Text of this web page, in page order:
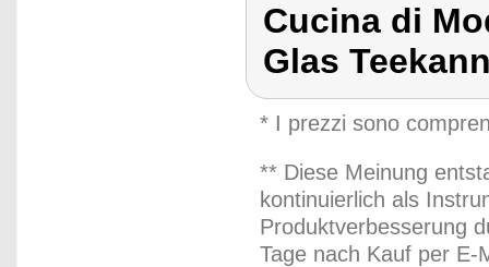
Cucina di
Glas
* I prezzi sono
** Diese Meinung
kontinuierlich als
Produktverbesserung
Tage nach Kauf per E-